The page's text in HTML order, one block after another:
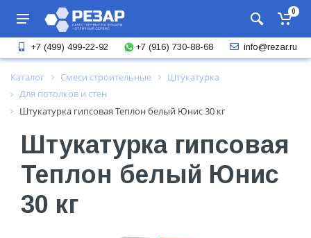
0
+7 (499) 499-22-92 +7 (916) 730-88-68 info@rezar.ru
Каталог Смеси строительные
Штукатурка
Для потолков и стен
Штукатурка гипсовая Теплон белый Юнис 30 кг
Штукатурка гипсовая
Теплон белый Юнис
30 кг